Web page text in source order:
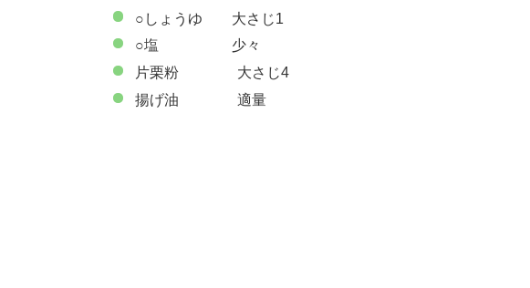
○しょうゆ 大さじ1
○塩 少々
片栗粉 大さじ4
揚げ油 適量